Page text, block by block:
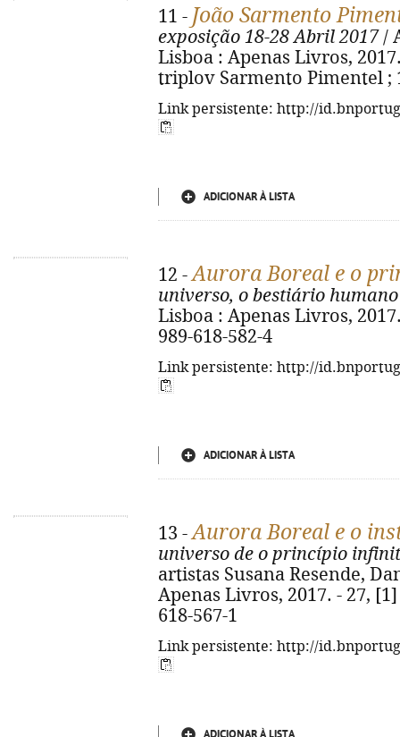
11 - João Sarmento
exposição 18-28 Abril 2017/
Lisboa : Apenas Livros,
triplov Sarmento Pimentel ;
Link persistente: http://
ADICIONAR À LISTA
12 -Aurora Boreal e o
universo, o bestiário humano
Lisboa : Apenas Livros,
989-618-582-4
Link persistente: http://
ADICIONAR À LISTA
13 -Aurora Boreal e o
universo de o princípio
artistas Susana Resende,
Apenas Livros, 2017. - 27,
618-567-1
Link persistente: http://
ADICIONAR À LISTA